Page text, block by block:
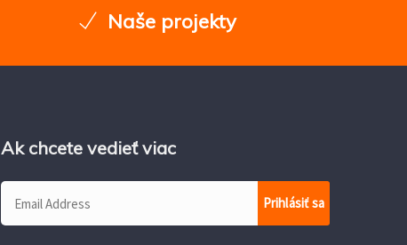
Naše projekty
Ak chcete vedieť viac